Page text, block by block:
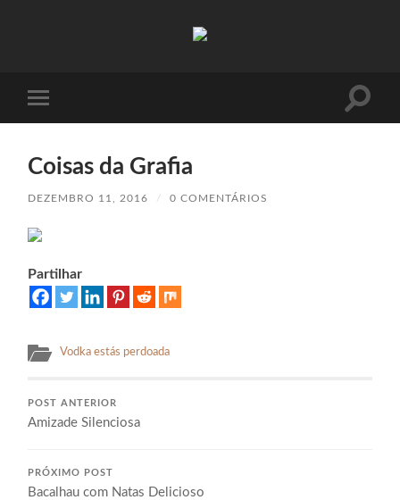
mobile
Toggle
Coisas da Grafia
DEZEMBRO 11, 2016 / 0 COMENTÁRIOS
Partilhar
Vodka estás perdoada
POST ANTERIOR
Amizade Silenciosa
PRÓXIMO POST
Bacalhau com Natas Delicioso